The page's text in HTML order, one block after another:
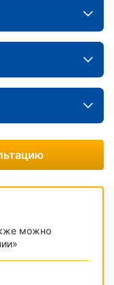
можно